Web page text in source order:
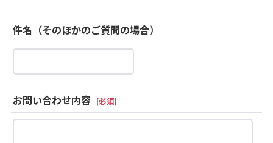
件名（そのほかのご質問の場合）
お問い合わせ内容 [必須]